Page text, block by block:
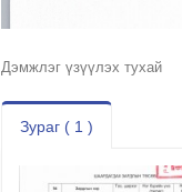
Дэмжлэг үзүүлэх тухай
Зураг ( 1 )